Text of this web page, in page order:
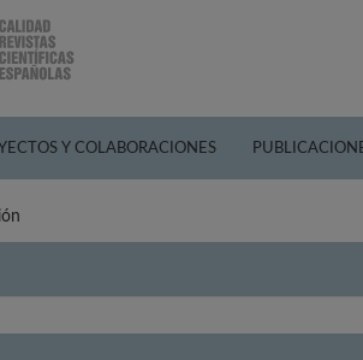
Y COLABORACIONES